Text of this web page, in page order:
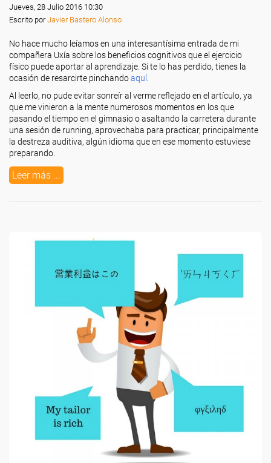
Jueves, 28 Julio 2016 10:30
Escrito porJavier Bastero Alonso
No hace mucho leíamos en una interesantísima entrada de mi
compañera Uxía sobre los beneficios cognitivos que el ejercicio
físico puede aportar al aprendizaje. Si te lo has perdido, tienes la
ocasión de resarcirte pinchandoaquí
Al leerlo, no pude evitar sonreír al verme reflejado en el artículo, ya
que me vinieron a la mente numerosos momentos en los que
pasando el tiempo en el gimnasio o asaltando la carretera durante
una sesión de running, aprovechaba para practicar, principalmente
la destreza auditiva, algún idioma que en ese momento estuviese
preparando.
Leer más ...